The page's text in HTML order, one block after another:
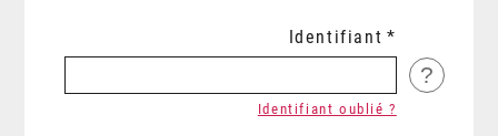
Identifiant
?
Identifiant oublié ?